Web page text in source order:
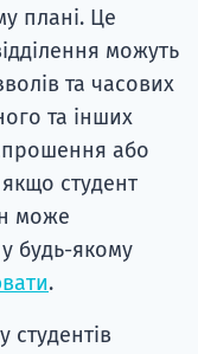
плані. Це
можуть
та часових
та інших
або
якщо студент
може
будь-якому
.